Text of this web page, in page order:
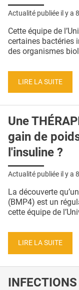
L'APP
PUBLICITÉ
CONTACT
Actualité publiée il y a
Cette équipe de
certaines bactéries
des organismes
LIRE LA SUITE
Une
gain de
l'insuline ?
Actualité publiée il y a
La découverte
(BMP4) est un
cette équipe de
LIRE LA SUITE